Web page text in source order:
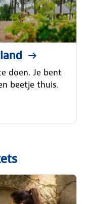
doen. Je bent
beetje thuis.